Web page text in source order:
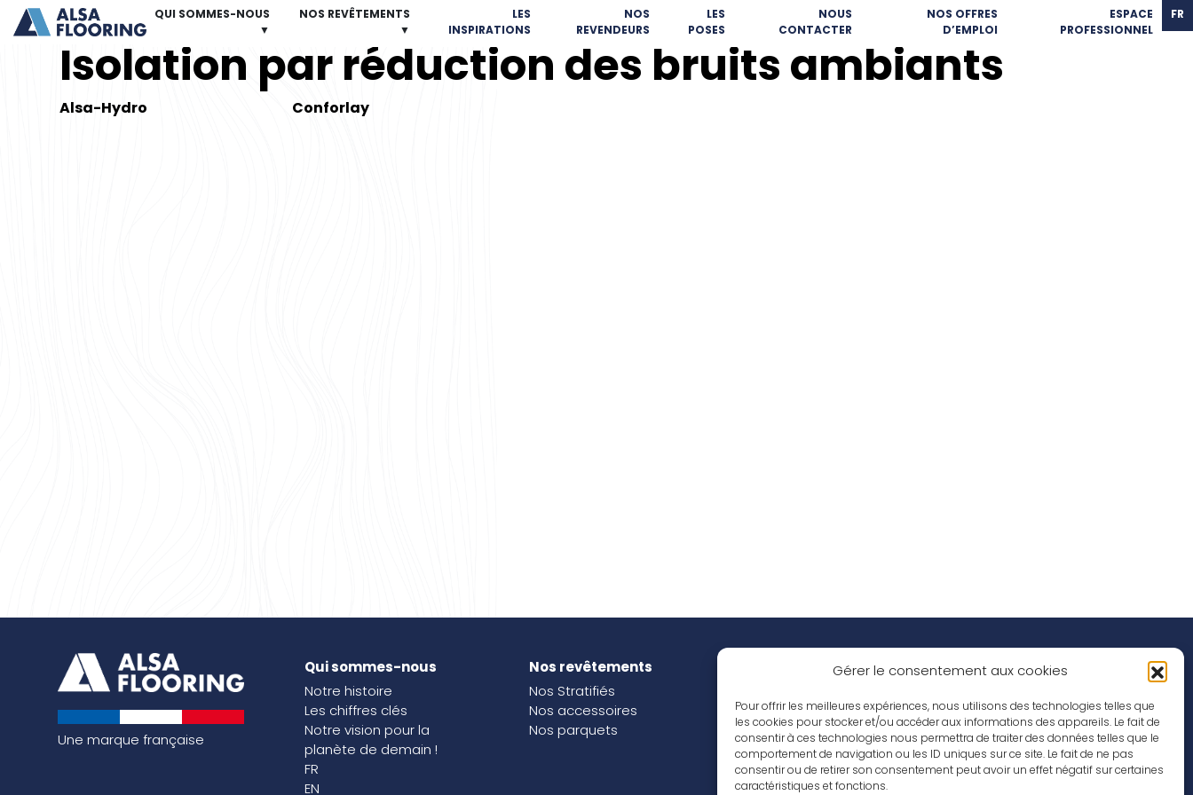
Gérer le consentement aux cookies
Pour offrir les meilleures expériences, nous utilisons des technologies telles que
les cookies pour stocker et/ou accéder aux informations des appareils. Le fait de
consentir à ces technologies nous permettra de traiter des données telles que le
comportement de navigation ou les ID uniques sur ce site. Le fait de ne pas
consentir ou de retirer son consentement peut avoir un effet négatif sur certaines
caractéristiques et fonctions.
QUI SOMMES-NOUS
▼
NOS REVÊTEMENTS
▼
LES
INSPIRATIONS
NOS
REVENDEURS
LES
POSES
NOUS
CONTACTER
NOS OFFRES
D’EMPLOI
ESPACE
PROFESSIONNEL
FR
Isolation par réduction des bruits ambiants
Alsa-Hydro Conforlay
Une marque française
Qui sommes-nous
Notre histoire
Les chiffres clés
Notre vision pour la
planète de demain !
FR
EN
Nos revêtements
Nos Stratifiés
Nos accessoires
Nos parquets
Nos inspirations